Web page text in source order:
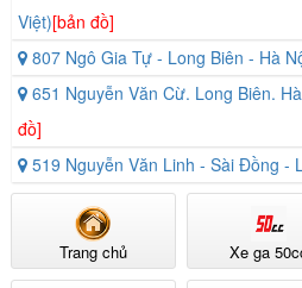
Việt)[bản đồ]
807 Ngô Gia Tự - Long Biên - Hà
651 Nguyễn Văn Cừ. Long Biên.
đồ]
519 Nguyễn Văn Linh - Sài Đồng -
Trang chủ Xe ga